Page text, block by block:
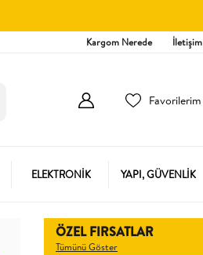
Kargom Nerede İletişim
Favorilerim
ELEKTRONİK YAPI, GÜVENLİK
ÖZEL FIRSATLAR
Tümünü Göster